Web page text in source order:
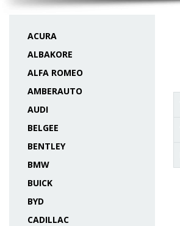
ACURA
ALBAKORE
ALFA ROMEO
AMBERAUTO
AUDI
BELGEE
BENTLEY
BMW
BUICK
BYD
CADILLAC